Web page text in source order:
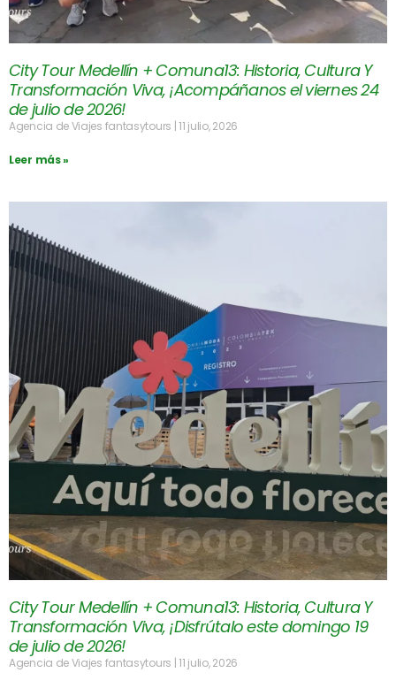
City Tour Medellín + Comuna13: Historia, Cultura Y
Transformación Viva, ¡Acompáñanos el viernes 24
de julio de 2026!
Agencia de Viajes fantasytours 11 julio, 2026
Leer más »
City Tour Medellín + Comuna13: Historia, Cultura Y
Transformación Viva, ¡Disfrútalo este domingo 19
de julio de 2026!
Agencia de Viajes fantasytours 11 julio, 2026